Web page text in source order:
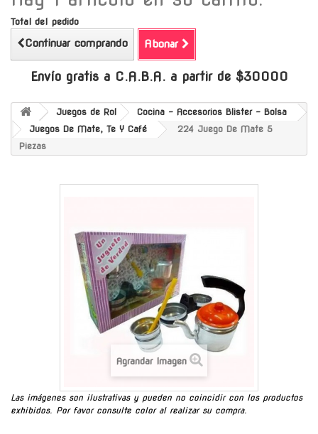
Total del pedido
Continuar comprando Abonar
Envío gratis a C.A.B.A. a partir de $30000
Juegos de Rol
Cocina - Accesorios Blister - Bolsa
Juegos De Mate, Te Y Café
224 Juego De Mate 5
Piezas
Agrandar Imagen
Las imágenes son ilustrativas y pueden no coincidir con los productos
exhibidos. Por favor consulte color al realizar su compra.